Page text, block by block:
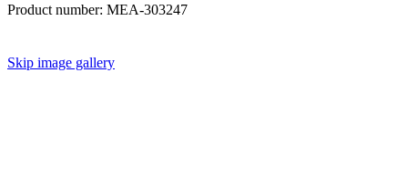
Product number: MEA-303247
Skip image gallery